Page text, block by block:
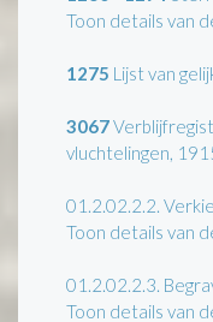
Toon details van
1275 Lijst van
3067
vluchtelingen,
01.2.02.2.2.
Toon details van
01.2.02.2.3.
Toon details van